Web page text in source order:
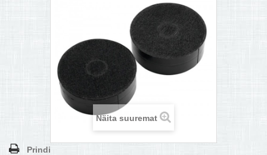
TÕUKERATAD
Näita suuremat
Prindi